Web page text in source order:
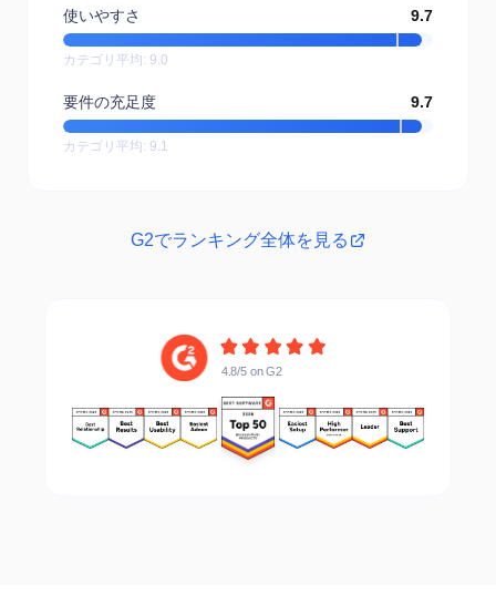
使いやすさ 9.7
カテゴリ平均: 9.0
要件の充足度 9.7
カテゴリ平均: 9.1
G2でランキング全体を見る
4.8/5 on G2